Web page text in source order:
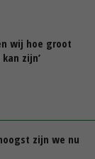
wij hoe groot
zijn’
zijn we nu